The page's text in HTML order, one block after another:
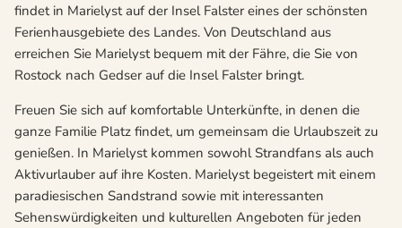
findet in Marielyst auf der Insel Falster eines der schönsten
Ferienhausgebiete des Landes. Von Deutschland aus
erreichen Sie Marielyst bequem mit der Fähre, die Sie von
Rostock nach Gedser auf die Insel Falster bringt.
Freuen Sie sich auf komfortable Unterkünfte, in denen die
ganze Familie Platz findet, um gemeinsam die Urlaubszeit zu
genießen. In Marielyst kommen sowohl Strandfans als auch
Aktivurlauber auf ihre Kosten. Marielyst begeistert mit einem
paradiesischen Sandstrand sowie mit interessanten
Sehenswürdigkeiten und kulturellen Angeboten für jeden